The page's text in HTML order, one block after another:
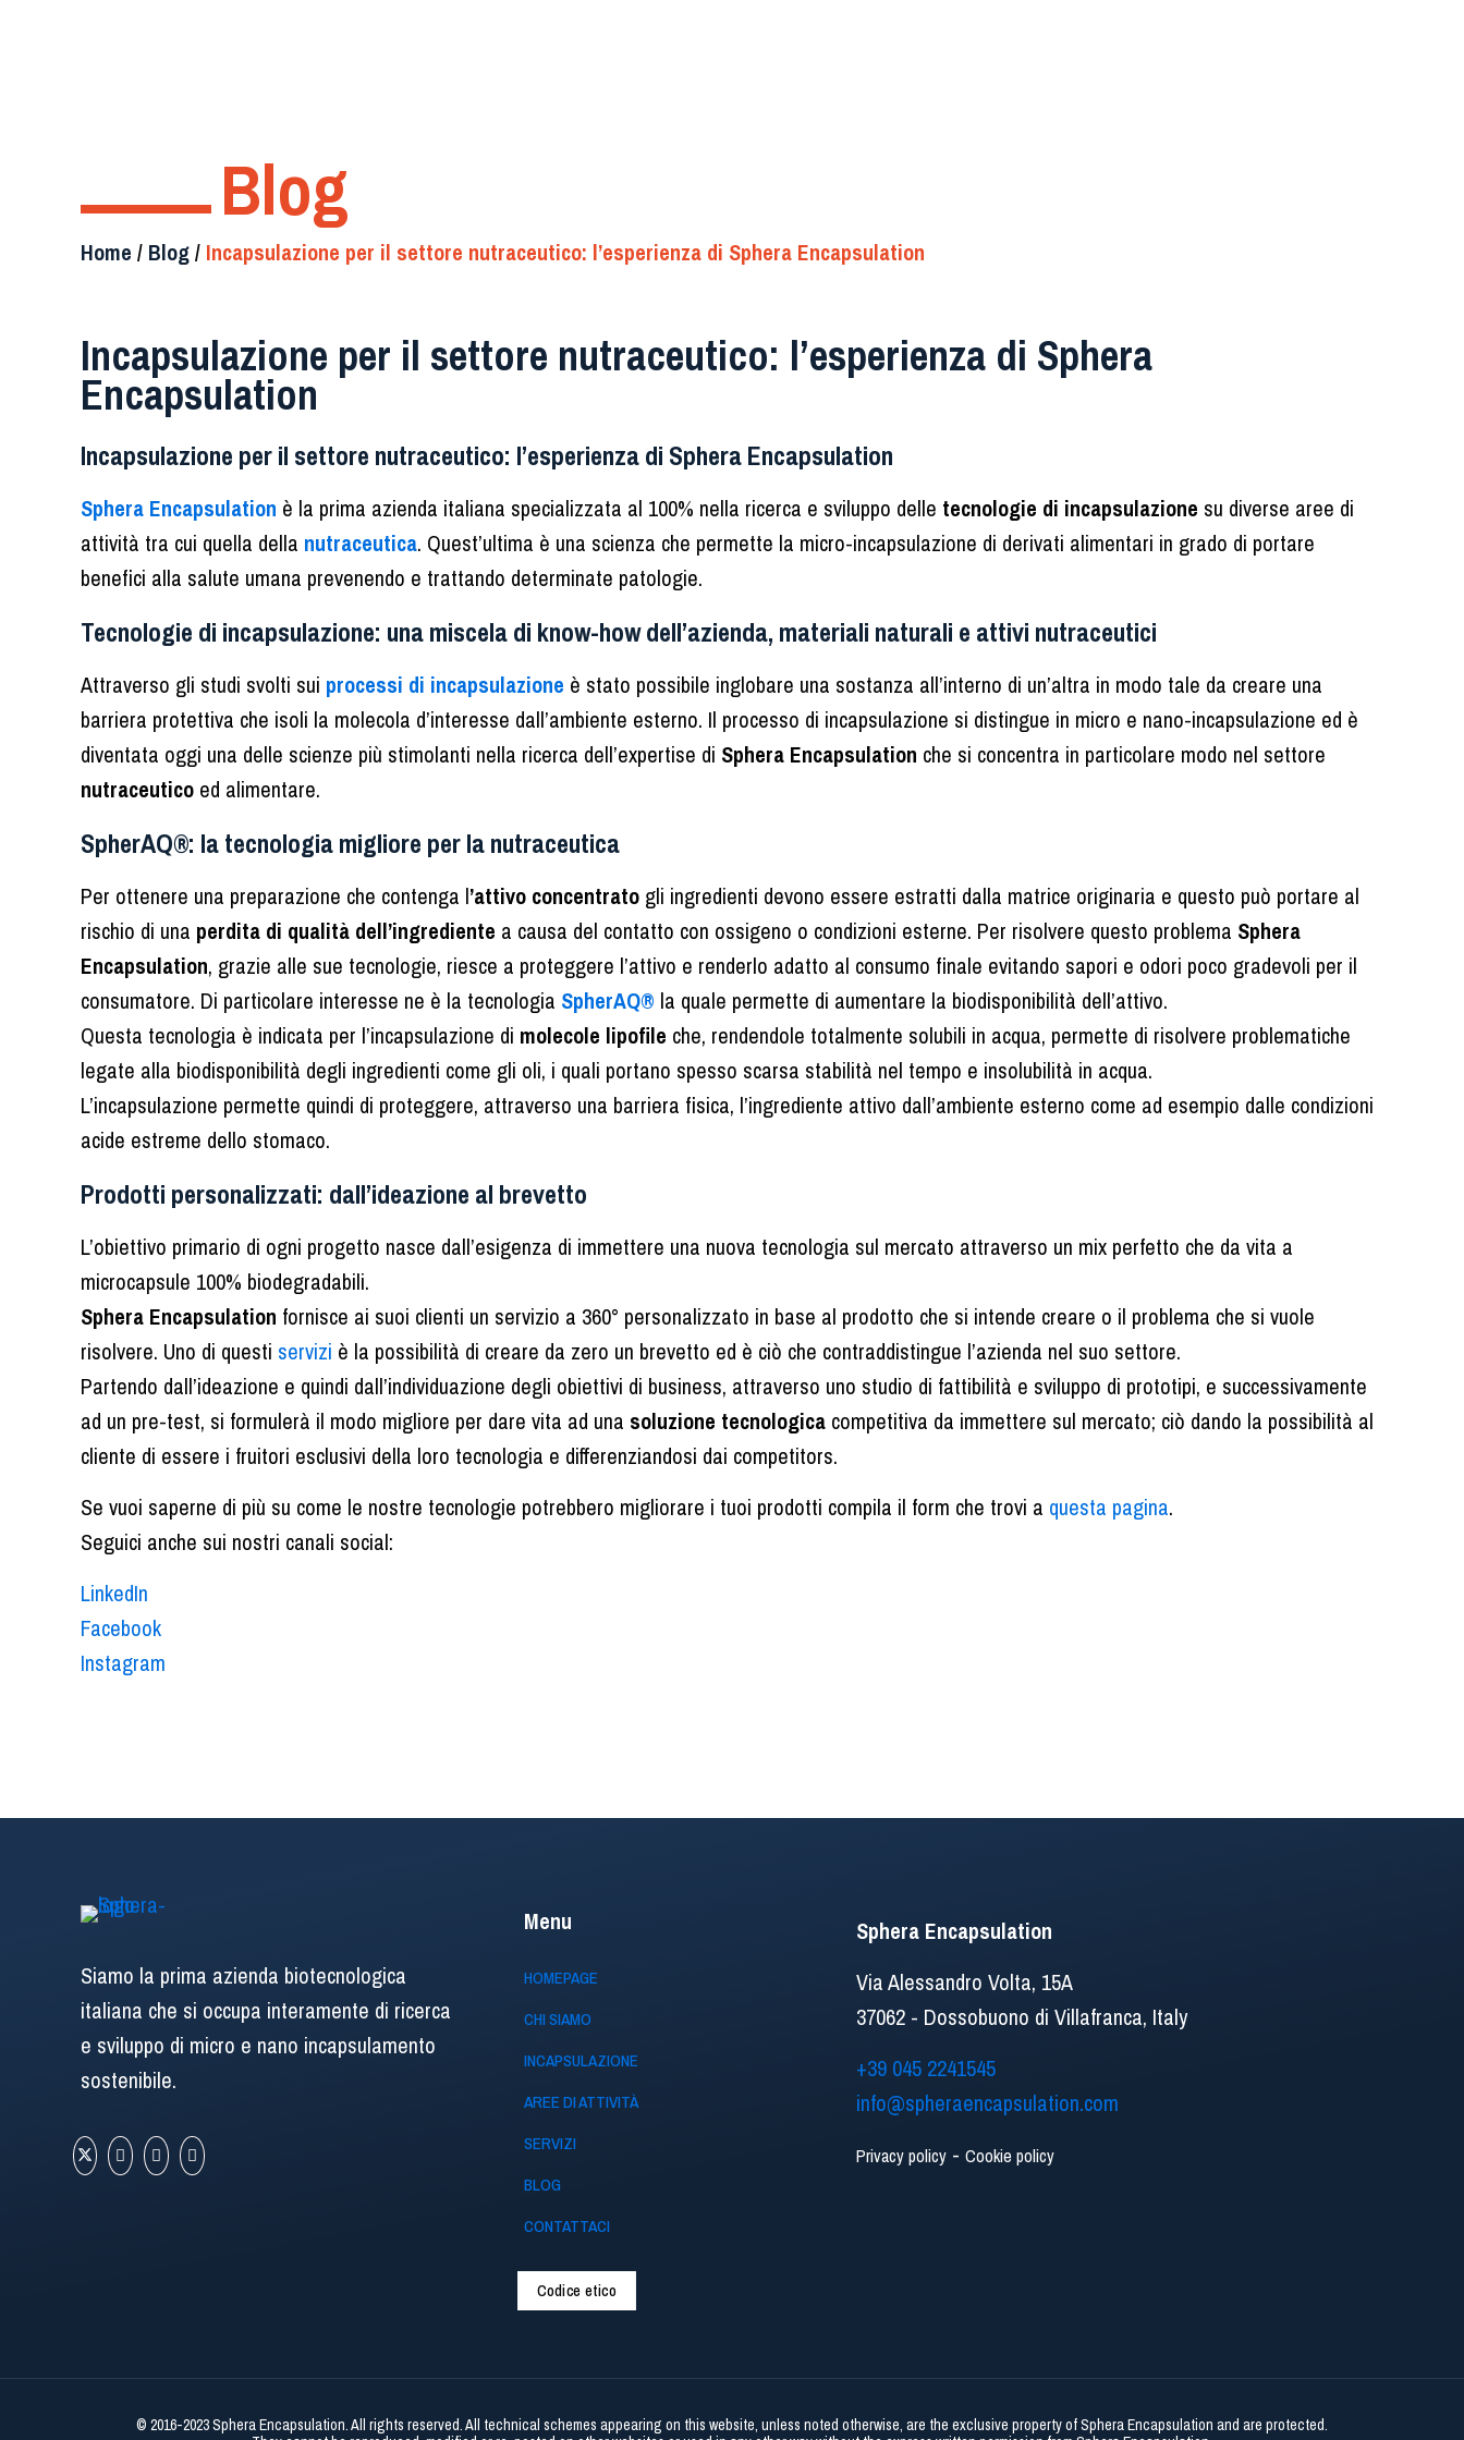
Blog
Home / Blog/ Incapsulazione per il settore nutraceutico: l’esperienza di Sphera Encapsulation
Incapsulazione per il settore nutraceutico: l’esperienza di Sphera
Encapsulation
Incapsulazione per il settore nutraceutico: l’esperienza di Sphera Encapsulation
Sphera Encapsulation è la prima azienda italiana specializzata al 100% nella ricerca e sviluppo delle tecnologie di incapsulazione su diverse aree di
attività tra cui quella della nutraceutica. Quest’ultima è una scienza che permette la micro-incapsulazione di derivati alimentari in grado di portare
benefici alla salute umana prevenendo e trattando determinate patologie.
Tecnologie di incapsulazione: una miscela di know-how dell’azienda, materiali naturali e attivi nutraceutici
Attraverso gli studi svolti sui processi di incapsulazione è stato possibile inglobare una sostanza all’interno di un’altra in modo tale da creare una
barriera protettiva che isoli la molecola d’interesse dall’ambiente esterno. Il processo di incapsulazione si distingue in micro e nano-incapsulazione ed è
diventata oggi una delle scienze più stimolanti nella ricerca dell’expertise di Sphera Encapsulation che si concentra in particolare modo nel settore
nutraceutico ed alimentare.
SpherAQ®: la tecnologia migliore per la nutraceutica
Per ottenere una preparazione che contenga l’attivo concentrato gli ingredienti devono essere estratti dalla matrice originaria e questo può portare al
rischio di una perdita di qualità dell’ingrediente a causa del contatto con ossigeno o condizioni esterne. Per risolvere questo problema Sphera
Encapsulation, grazie alle sue tecnologie, riesce a proteggere l’attivo e renderlo adatto al consumo finale evitando sapori e odori poco gradevoli per il
consumatore. Di particolare interesse ne è la tecnologia SpherAQ® la quale permette di aumentare la biodisponibilità dell’attivo.
Questa tecnologia è indicata per l’incapsulazione di molecole lipofile che, rendendole totalmente solubili in acqua, permette di risolvere problematiche
legate alla biodisponibilità degli ingredienti come gli oli, i quali portano spesso scarsa stabilità nel tempo e insolubilità in acqua.
L’incapsulazione permette quindi di proteggere, attraverso una barriera fisica, l’ingrediente attivo dall’ambiente esterno come ad esempio dalle condizioni
acide estreme dello stomaco.
Prodotti personalizzati: dall’ideazione al brevetto
L’obiettivo primario di ogni progetto nasce dall’esigenza di immettere una nuova tecnologia sul mercato attraverso un mix perfetto che da vita a
microcapsule 100% biodegradabili.
Sphera Encapsulation fornisce ai suoi clienti un servizio a 360° personalizzato in base al prodotto che si intende creare o il problema che si vuole
risolvere. Uno di questi servizi è la possibilità di creare da zero un brevetto ed è ciò che contraddistingue l’azienda nel suo settore.
Partendo dall’ideazione e quindi dall’individuazione degli obiettivi di business, attraverso uno studio di fattibilità e sviluppo di prototipi, e successivamente
ad un pre-test, si formulerà il modo migliore per dare vita ad una soluzione tecnologica competitiva da immettere sul mercato; ciò dando la possibilità al
cliente di essere i fruitori esclusivi della loro tecnologia e differenziandosi dai competitors.
Se vuoi saperne di più su come le nostre tecnologie potrebbero migliorare i tuoi prodotti compila il form che trovi a questa pagina.
Seguici anche sui nostri canali social:
LinkedIn
Facebook
Instagram
Siamo la prima azienda biotecnologica
italiana che si occupa interamente di ricerca
e sviluppo di micro e nano incapsulamento
sostenibile.
Menu
HOMEPAGE
CHI SIAMO
INCAPSULAZIONE
AREE DI ATTIVITÀ
SERVIZI
BLOG
CONTATTACI
Codice etico
Sphera Encapsulation
Via Alessandro Volta, 15A
37062 - Dossobuono di Villafranca, Italy
+39 045 2241545
info@spheraencapsulation.com
Privacy policy- Cookie policy
© 2016-2023 Sphera Encapsulation. All rights reserved. All technical schemes appearing on this website, unless noted otherwise, are the exclusive property of Sphera Encapsulation and are protected.